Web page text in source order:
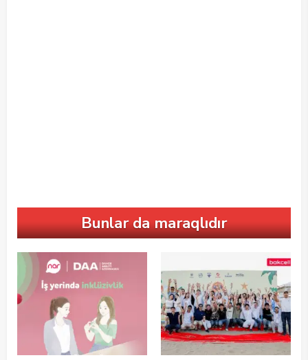
Bunlar da maraqlıdır